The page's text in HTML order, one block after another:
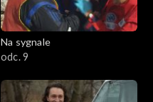
Na sygnale
odc. 9